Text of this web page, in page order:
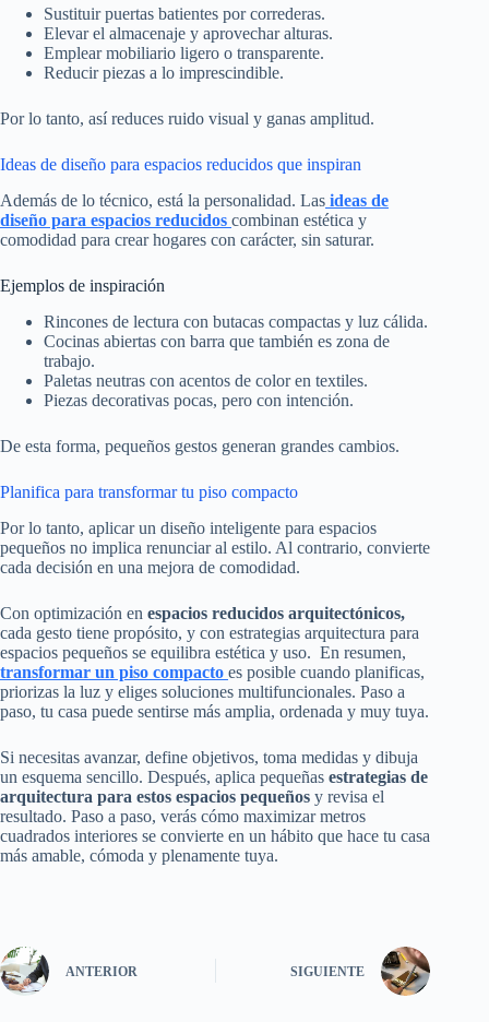
Sustituir puertas batientes por correderas.
Elevar el almacenaje y aprovechar alturas.
Emplear mobiliario ligero o transparente.
Reducir piezas a lo imprescindible.
Por lo tanto, así reduces ruido visual y ganas amplitud.
Ideas de diseño para espacios reducidos que inspiran
Además de lo técnico, está la personalidad. Las ideas de
diseño para espacios reducidos combinan estética y
comodidad para crear hogares con carácter, sin saturar.
Ejemplos de inspiración
Rincones de lectura con butacas compactas y luz cálida.
Cocinas abiertas con barra que también es zona de
trabajo.
Paletas neutras con acentos de color en textiles.
Piezas decorativas pocas, pero con intención.
De esta forma, pequeños gestos generan grandes cambios.
Planifica para transformar tu piso compacto
Por lo tanto, aplicar un diseño inteligente para espacios
pequeños no implica renunciar al estilo. Al contrario, convierte
cada decisión en una mejora de comodidad.
Con optimización en espacios reducidos arquitectónicos,
cada gesto tiene propósito, y con estrategias arquitectura para
espacios pequeños se equilibra estética y uso. En resumen,
transformar un piso compacto es posible cuando planificas,
priorizas la luz y eliges soluciones multifuncionales. Paso a
paso, tu casa puede sentirse más amplia, ordenada y muy tuya.
Si necesitas avanzar, define objetivos, toma medidas y dibuja
un esquema sencillo. Después, aplica pequeñas estrategias de
arquitectura para estos espacios pequeños y revisa el
resultado. Paso a paso, verás cómo maximizar metros
cuadrados interiores se convierte en un hábito que hace tu casa
más amable, cómoda y plenamente tuya.
ANTERIOR SIGUIENTE